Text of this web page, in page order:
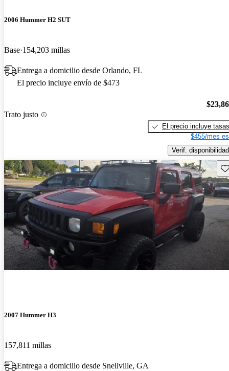
2006 Hummer H2 SUT
Base 154,203 millas
Entrega a domicilio desde Orlando, FL
El precio incluye envío de $473
Trato justo
El precio incluye tasas
$455/mes
Verif. disponibilidad
2007 Hummer H3
157,811 millas
Entrega a domicilio desde Snellville, GA